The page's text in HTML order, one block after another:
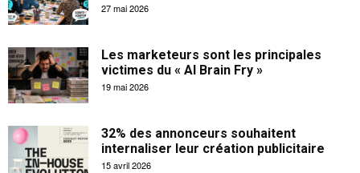
27 mai 2026
Les marketeurs sont les principales
victimes du « AI Brain Fry »
19 mai 2026
32% des annonceurs souhaitent
internaliser leur création publicitaire
15 avril 2026